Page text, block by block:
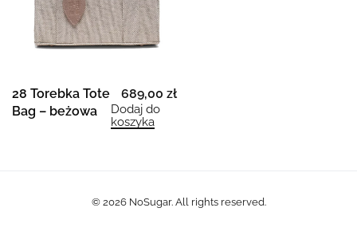
28 Torebka Tote
Bag – beżowa
689,00 zł
Dodaj do
koszyka
© 2026 NoSugar. All rights reserved.